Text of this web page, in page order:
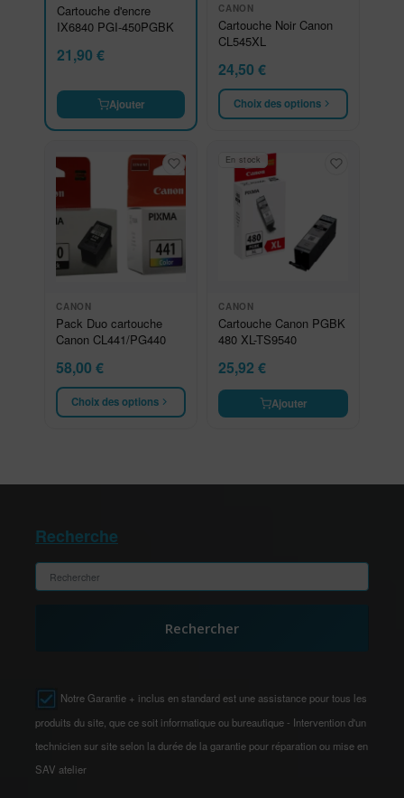
Cartouche d'encre
IX6840 PGI-450PGBK
21,90 €
Ajouter
CANON
Cartouche Noir Canon
CL545XL
24,50 €
Choix des options
CANON
Pack Duo cartouche
Canon CL441/PG440
58,00 €
Choix des options
En stock
CANON
Cartouche Canon PGBK
480 XL-TS9540
25,92 €
Ajouter
Recherche
Rechercher
Notre Garantie + inclus en standard est une assistance pour tous les
produits du site, que ce soit informatique ou bureautique - Intervention d'un
technicien sur site selon la durée de la garantie pour réparation ou mise en
SAV atelier